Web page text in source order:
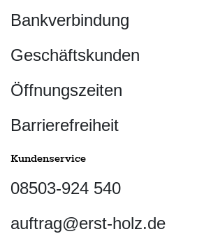
Bankverbindung
Geschäftskunden
Öffnungszeiten
Barrierefreiheit
Kundenservice
08503-924 540
auftrag@erst-holz.de